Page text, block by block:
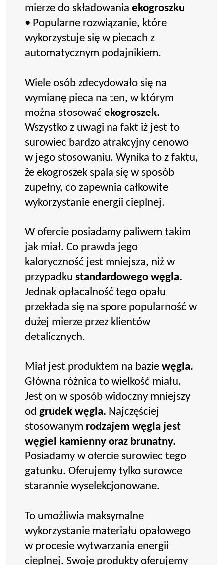
mierze do składowania ekogroszku
• Popularne rozwiązanie, które
wykorzystuje się w piecach z
automatycznym podajnikiem.
Wiele osób zdecydowało się na
wymianę pieca na ten, w którym
można stosować ekogroszek.
Wszystko z uwagi na fakt iż jest to
surowiec bardzo atrakcyjny cenowo
w jego stosowaniu. Wynika to z faktu,
że ekogroszek spala się w sposób
zupełny, co zapewnia całkowite
wykorzystanie energii cieplnej.
W ofercie posiadamy paliwem takim
jak miał. Co prawda jego
kaloryczność jest mniejsza, niż w
przypadku standardowego węgla.
Jednak opłacalność tego opału
przekłada się na spore popularność w
dużej mierze przez klientów
detalicznych.
Miał jest produktem na bazie węgla.
Główna różnica to wielkość miału.
Jest on w sposób widoczny mniejszy
od grudek węgla. Najczęściej
stosowanym rodzajem węgla jest
węgiel kamienny oraz brunatny.
Posiadamy w ofercie surowiec tego
gatunku. Oferujemy tylko surowce
starannie wyselekcjonowane.
To umożliwia maksymalne
wykorzystanie materiału opałowego
w procesie wytwarzania energii
cieplnej. Swoje produkty oferujemy